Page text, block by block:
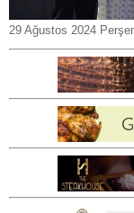
29 Ağustos 2024